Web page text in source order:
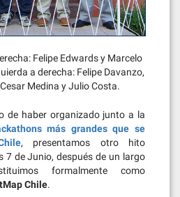
Felipe Edwards y Marcelo
a derecha: Felipe Davanzo,
Medina y Julio Costa.
de haber organizado junto a la
más grandes que se
, presentamos otro hito
7 de Junio, después de un largo
formalmente como
Chile.